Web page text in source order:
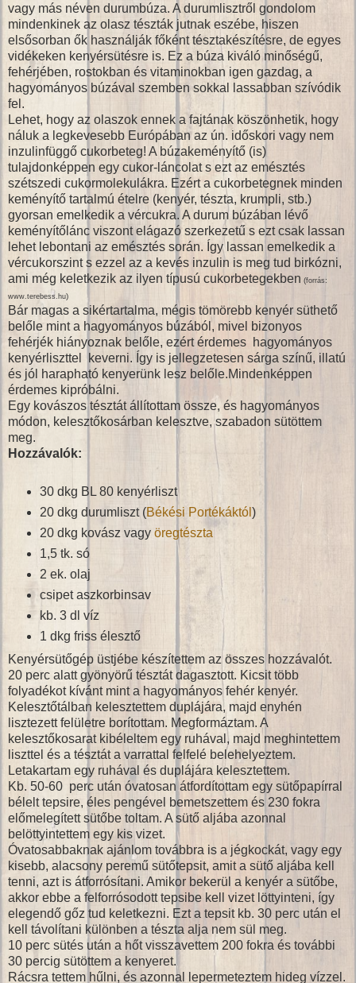
vagy más néven durumbúza. A durumlisztről gondolom
mindenkinek az olasz tészták jutnak eszébe, hiszen
elsősorban ők használják főként tésztakészítésre, de egyes
vidékeken kenyérsütésre is. Ez a búza kiváló minőségű,
fehérjében, rostokban és vitaminokban igen gazdag, a
hagyományos búzával szemben sokkal lassabban szívódik
fel.
Lehet, hogy az olaszok ennek a fajtának köszönhetik, hogy
náluk a legkevesebb Európában az ún. időskori vagy nem
inzulinfüggő cukorbeteg! A búzakeményítő (is)
tulajdonképpen egy cukor-láncolat s ezt az emésztés
szétszedi cukormolekulákra. Ezért a cukorbetegnek minden
keményítő tartalmú ételre (kenyér, tészta, krumpli, stb.)
gyorsan emelkedik a vércukra. A durum búzában lévő
keményítőlánc viszont elágazó szerkezetű s ezt csak lassan
lehet lebontani az emésztés során. Így lassan emelkedik a
vércukorszint s ezzel az a kevés inzulin is meg tud birkózni,
ami még keletkezik az ilyen típusú cukorbetegekben (forrás :
www.terebess.hu)
Bár magas a sikértartalma, mégis tömörebb kenyér süthető
belőle mint a hagyományos búzából, mivel bizonyos
fehérjék hiányoznak belőle, ezért érdemes hagyományos
kenyérliszttel keverni. Így is jellegzetesen sárga színű, illatú
és jól harapható kenyerünk lesz belőle.Mindenképpen
érdemes kipróbálni.
Egy kovászos tésztát állítottam össze, és hagyományos
módon, kelesztőkosárban kelesztve, szabadon sütöttem
meg.
Hozzávalók:
30 dkg BL 80 kenyérliszt
20 dkg durumliszt (Békési Portékáktól )
20 dkg kovász vagy öregtészta
1,5 tk. só
2 ek. olaj
csipet aszkorbinsav
kb. 3 dl víz
1 dkg friss élesztő
Kenyérsütőgép üstjébe készítettem az összes hozzávalót.
20 perc alatt gyönyörű tésztát dagasztott. Kicsit több
folyadékot kívánt mint a hagyományos fehér kenyér.
Kelesztőtálban kelesztettem duplájára, majd enyhén
lisztezett felületre borítottam. Megformáztam. A
kelesztőkosarat kibéleltem egy ruhával, majd meghintettem
liszttel és a tésztát a varrattal felfelé belehelyeztem.
Letakartam egy ruhával és duplájára kelesztettem.
Kb. 50-60 perc után óvatosan átfordítottam egy sütőpapírral
bélelt tepsire, éles pengével bemetszettem és 230 fokra
előmelegített sütőbe toltam. A sütő aljába azonnal
belöttyintettem egy kis vizet.
Óvatosabbaknak ajánlom továbbra is a jégkockát, vagy egy
kisebb, alacsony peremű sütőtepsit, amit a sütő aljába kell
tenni, azt is átforrósítani. Amikor bekerül a kenyér a sütőbe,
akkor ebbe a felforrósodott tepsibe kell vizet löttyinteni, így
elegendő gőz tud keletkezni. Ezt a tepsit kb. 30 perc után el
kell távolítani különben a tészta alja nem sül meg.
10 perc sütés után a hőt visszavettem 200 fokra és további
30 percig sütöttem a kenyeret.
Rácsra tettem hűlni, és azonnal lepermeteztem hideg vízzel.